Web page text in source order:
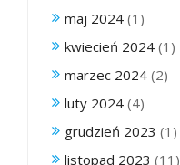
maj 2024 (1)
kwiecień 2024 (1)
marzec 2024 (2)
luty 2024 (4)
grudzień 2023 (1)
listopad 2023 (11)